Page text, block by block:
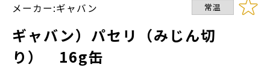
メーカー:ギャバン 常温
ギャバン）パセリ（みじん切
り） 16g缶